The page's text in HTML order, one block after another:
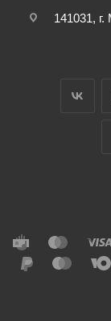
141031,